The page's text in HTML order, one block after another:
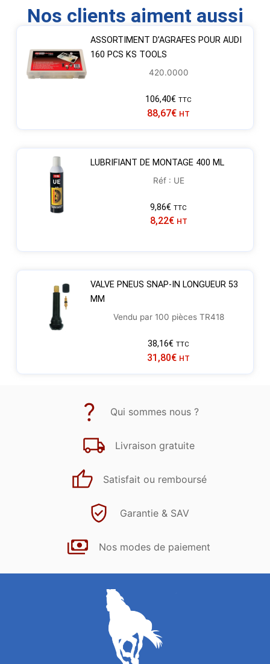
Nos clients aiment aussi
ASSORTIMENT D’AGRAFES POUR AUDI
160 PCS KS TOOLS
420.0000
106,40€ TTC
88,67€ HT
LUBRIFIANT DE MONTAGE 400 ML
Réf : UE
9,86€ TTC
8,22€ HT
VALVE PNEUS SNAP-IN LONGUEUR 53
MM
Vendu par 100 pièces TR418
38,16€ TTC
31,80€ HT
Qui sommes nous ?
Livraison gratuite
Satisfait ou remboursé
Garantie & SAV
Nos modes de paiement